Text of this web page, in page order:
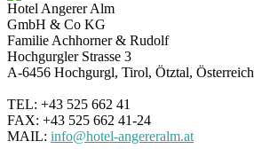
Hotel Angerer Alm
GmbH & Co KG
Familie Achhorner & Rudolf
Hochgurgler Strasse 3
A-6456 Hochgurgl, Tirol, Ötztal, Österreich
TEL: +43 525 662 41
FAX: +43 525 662 41-24
MAIL: info@hotel-angereralm.at